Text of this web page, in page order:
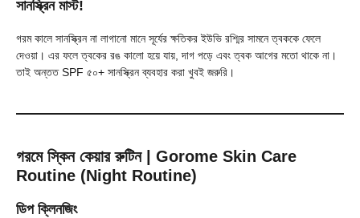
সানস্ক্রিন মাস্ট!
গরম কালে সানস্ক্রিন না লাগানো মানে সূর্যের ক্ষতিকর ইউভি রশ্মির সামনে ত্বককে ফেলে
দেওয়া। এর ফলে ত্বকের রঙ কালো হয়ে যায়, দাগ পড়ে এবং ত্বক আগের মতো থাকে না।
তাই অন্তত SPF ৫০+ সানস্ক্রিন ব্যবহার করা খুবই জরুরি।
গরমে স্কিন কেয়ার রুটিন | Gorome Skin Care
Routine (Night Routine)
ডিপ ক্লিনজিং